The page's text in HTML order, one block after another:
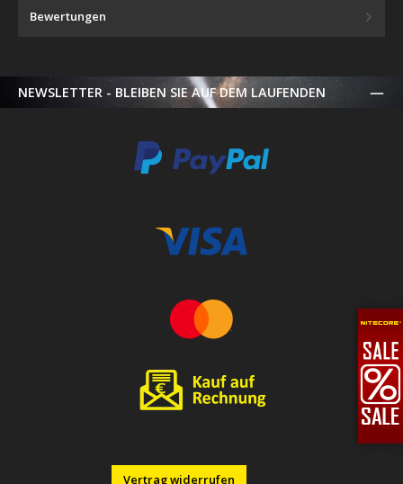
Bewertungen
NEWSLETTER - BLEIBEN SIE AUF DEM LAUFENDEN
Vertrag widerrufen